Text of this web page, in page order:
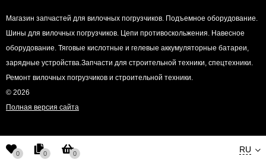
Магазин запчастей для вилочных погрузчиков. Подъемное оборудование.
Шины для вилочных погрузчиков. Цепи противоскольжения. Навесное
оборудование. Тяговые кислотные и гелевые аккумуляторные батареи,
зарядные устройства.Запчасти для строительной техники, спецтехники.
Ремонт вилочных погрузчиков и строительной техники.
© 2026
Полная версия сайта
RU
0 0 0